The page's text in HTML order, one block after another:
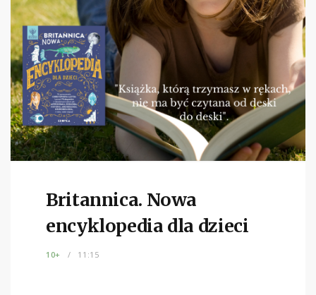
Britannica. Nowa
encyklopedia dla dzieci
10+ 11:15